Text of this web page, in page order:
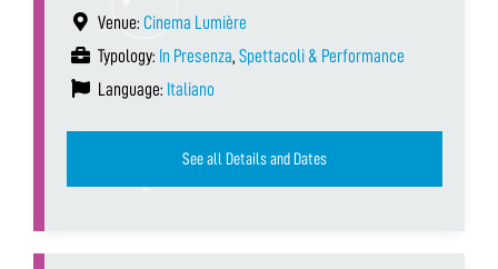
Venue: Cinema Lumière
Typology: In Presenza, Spettacoli & Performance
Language: Italiano
See all Details and Dates